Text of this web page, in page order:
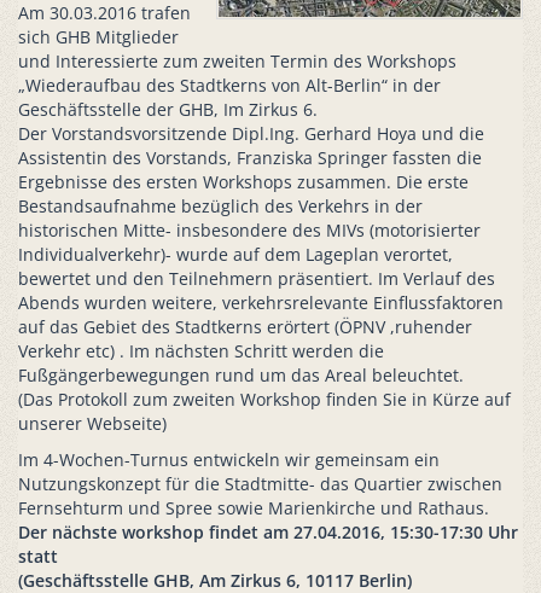
Am 30.03.2016 trafen
sich GHB Mitglieder
und Interessierte zum zweiten Termin des Workshops
„Wiederaufbau des Stadtkerns von Alt-Berlin“ in der
Geschäftsstelle der GHB, Im Zirkus 6.
Der Vorstandsvorsitzende Dipl.Ing. Gerhard Hoya und die
Assistentin des Vorstands, Franziska Springer fassten die
Ergebnisse des ersten Workshops zusammen. Die erste
Bestandsaufnahme bezüglich des Verkehrs in der
historischen Mitte- insbesondere des MIVs (motorisierter
Individualverkehr)- wurde auf dem Lageplan verortet,
bewertet und den Teilnehmern präsentiert. Im Verlauf des
Abends wurden weitere, verkehrsrelevante Einflussfaktoren
auf das Gebiet des Stadtkerns erörtert (ÖPNV ,ruhender
Verkehr etc) . Im nächsten Schritt werden die
Fußgängerbewegungen rund um das Areal beleuchtet.
(Das Protokoll zum zweiten Workshop finden Sie in Kürze auf
unserer Webseite)
Im 4-Wochen-Turnus entwickeln wir gemeinsam ein
Nutzungskonzept für die Stadtmitte- das Quartier zwischen
Fernsehturm und Spree sowie Marienkirche und Rathaus.
Der nächste workshop findet am 27.04.2016, 15:30-17:30 Uhr
statt
(Geschäftsstelle GHB, Am Zirkus 6, 10117 Berlin)